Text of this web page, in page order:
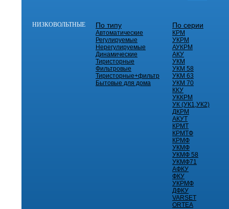
НИЗКОВОЛЬТНЫЕ По типу
Автоматические
Регулируемые
Нерегулируемые
Динамические
Тиристорные
Фильтровые
Тиристорные+фильтр
Бытовые для дома
По серии
КРМ
УКРМ
АУКРМ
АКУ
УКМ
УКМ 58
УКМ 63
УКМ 70
ККУ
УККРМ
УК (УК1,УК2)
ДКРМ
АКУТ
КРМТ
КРМТФ
КРМФ
УКМФ
УКМФ 58
УКМФ71
АФКУ
ФКУ
УКРМФ
ДФКУ
VARSET
ORTEA